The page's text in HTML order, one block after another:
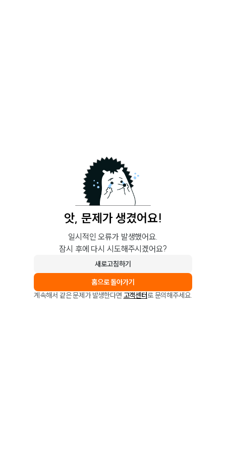
앗, 문제가 생겼어요!
일시적인 오류가 발생했어요.
잠시 후에 다시 시도해주시겠어요?
새로고침하기
홈으로 돌아가기
계속해서 같은 문제가 발생한다면 고객센터로 문의해주세요.